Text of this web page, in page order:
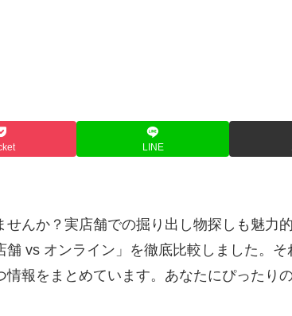
LINE
んか？実店舗での掘り出し物探しも魅力
vs オンライン」を徹底比較しました。そ
報をまとめています。あなたにぴったり